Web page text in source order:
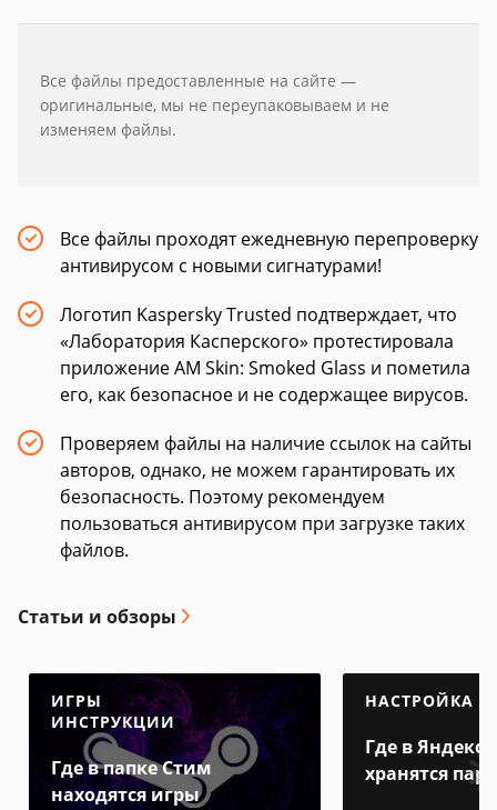
Все файлы предоставленные на сайте —
оригинальные, мы не переупаковываем и не
изменяем файлы.
Все файлы проходят ежедневную перепроверку
антивирусом с новыми сигнатурами!
Логотип Kaspersky Trusted подтверждает, что
«Лаборатория Касперского» протестировала
приложение AM Skin: Smoked Glass и пометила
его, как безопасное и не содержащее вирусов.
Проверяем файлы на наличие ссылок на сайты
авторов, однако, не можем гарантировать их
безопасность. Поэтому рекомендуем
пользоваться антивирусом при загрузке таких
файлов.
Статьи и обзоры
ИГРЫ
ИНСТРУКЦИИ
Где в папке Стим
находятся игры
НАСТРОЙКА
Где в Яндекс
хранятся